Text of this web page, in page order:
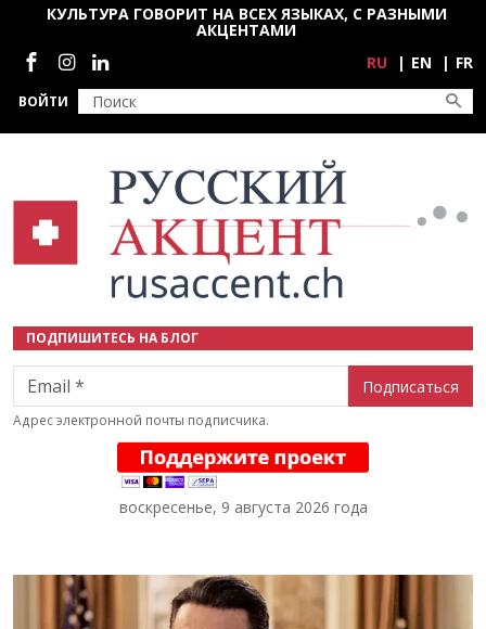
Перейти к основному содержанию
ВОЙТИ
КУЛЬТУРА ГОВОРИТ НА ВСЕХ ЯЗЫКАХ, С РАЗНЫМИ
АКЦЕНТАМИ
Социальные сети
RU EN FR
ПОДПИШИТЕСЬ НА БЛОГ
Email
Адрес электронной почты подписчика.
воскресенье, 9 августа 2026 года